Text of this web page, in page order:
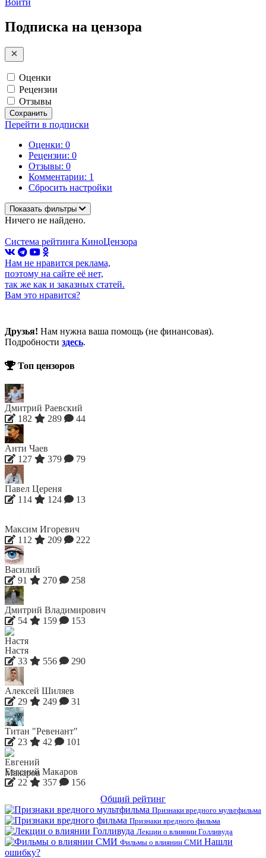
Подписка на цензора
Оценки
Рецензии
Отзывы
Сохранить
Перейти в подписки
Оценки: 0
Рецензии: 0
Отзывы: 0
Комментарии: 1
Сбросить настройки
Показать фильтры
Ничего не найдено.
Система рейтинга КиноЦензора
Нам не нравится реклама,
поэтому на сайте её нет,
так же как и заказных статей.
Вам это нравится?
Друзья! Нам нужна ваша помощь (не финансовая).
Подробности здесь.
Топ цензоров
Дмитрий Раевский
182
289 44
Анти Чаев
127
379 79
Павел Цереня
114
124 13
Максим Игоревич
112
209 222
Василий
91
270 258
Дмитрий Владимирович
54
159 153
Настя
33
556 290
Алексей Шиляев
29
249 31
Титан "Ревенант"
23
42 101
Евгений Макаров
22
357
156
Общий рейтинг
Признаки вредного мультфильма
Признаки вредного фильма
Лекции о влиянии Голливуда
Фильмы о влиянии СМИ Нашли
ошибку?